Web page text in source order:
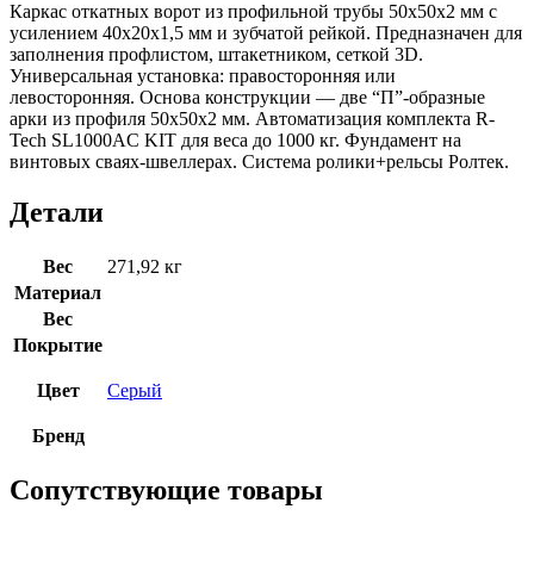
Каркас откатных ворот из профильной трубы 50х50х2 мм с
усилением 40х20х1,5 мм и зубчатой рейкой. Предназначен для
заполнения профлистом, штакетником, сеткой 3D.
Универсальная установка: правосторонняя или
левосторонняя. Основа конструкции — две “П”-образные
арки из профиля 50х50х2 мм. Автоматизация комплекта R-
Tech SL1000AC KIT для веса до 1000 кг. Фундамент на
винтовых сваях-швеллерах. Система ролики+рельсы Ролтек.
Детали
Вес
271,92 кг
Материал
Вес
Покрытие
Цвет Серый
Бренд
Сопутствующие товары